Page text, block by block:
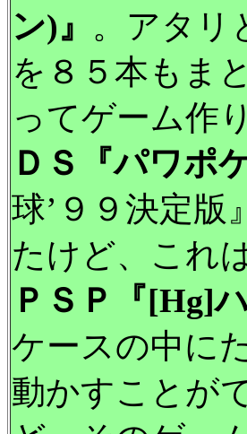
ン)』 。アタリ
を８５本もま
ってゲーム作
ＤＳ『パワポ
球’９９決定
たけど、これ
ＰＳＰ『[Hg]
ケースの中に
動かすことが